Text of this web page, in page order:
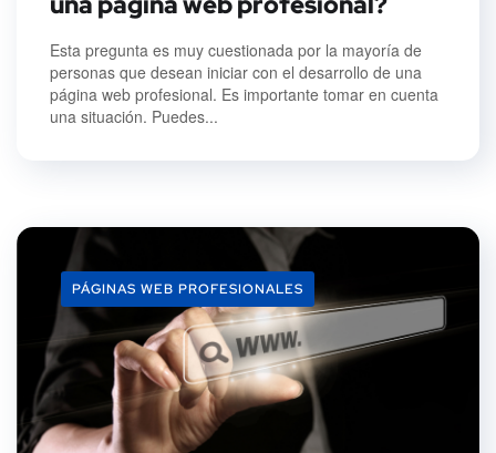
Esta pregunta es muy cuestionada por la mayoría de
personas que desean iniciar con el desarrollo de una
página web profesional. Es importante tomar en cuenta
una situación. Puedes...
PÁGINAS WEB PROFESIONALES